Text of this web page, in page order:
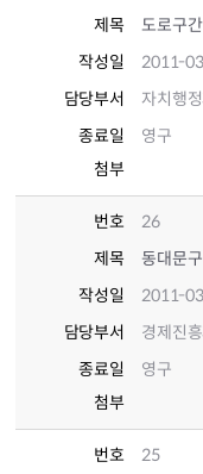
제목
도로구
작성일
2011-
담당부서
자치행
종료일
영구
첨부
번호
26
제목
동대문
작성일
2011-
담당부서
경제진
종료일
영구
첨부
번호
25